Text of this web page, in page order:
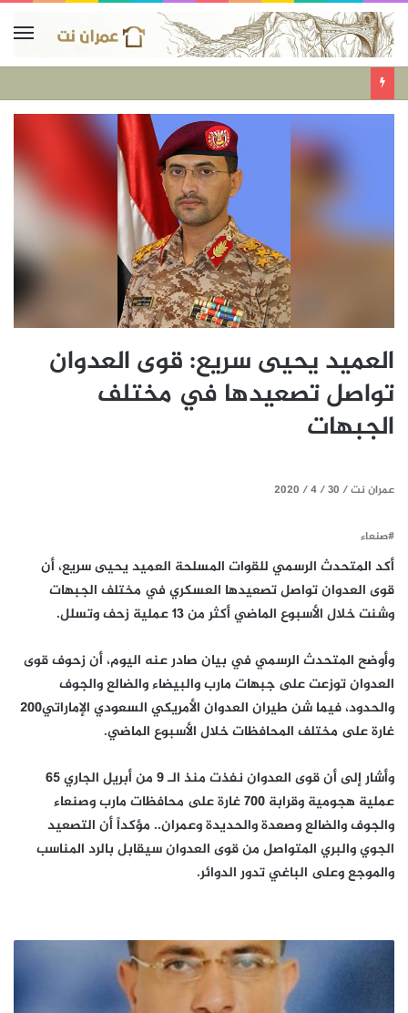
العميد يحيى سريع: قوى العدوان
تواصل تصعيدها في مختلف
الجبهات
عمران نت / 30 / 4 / 2020
#صنعاء
أكد المتحدث الرسمي للقوات المسلحة العميد يحيى سريع، أن
قوى العدوان تواصل تصعيدها العسكري في مختلف الجبهات
وشنت خلال الأسبوع الماضي أكثر من 13 عملية زحف وتسلل.
وأوضح المتحدث الرسمي في بيان صادر عنه اليوم، أن زحوف قوى
العدوان توزعت على جبهات مارب والبيضاء والضالع والجوف
والحدود، فيما شن طيران العدوان الأمريكي السعودي الإماراتي200
غارة على مختلف المحافظات خلال الأسبوع الماضي.
وأشار إلى أن قوى العدوان نفذت منذ الـ 9 من أبريل الجاري 65
عملية هجومية وقرابة 700 غارة على محافظات مارب وصنعاء
والجوف والضالع وصعدة والحديدة وعمران.. مؤكداً أن التصعيد
الجوي والبري المتواصل من قوى العدوان سيقابل بالرد المناسب
والموجع وعلى الباغي تدور الدوائر.